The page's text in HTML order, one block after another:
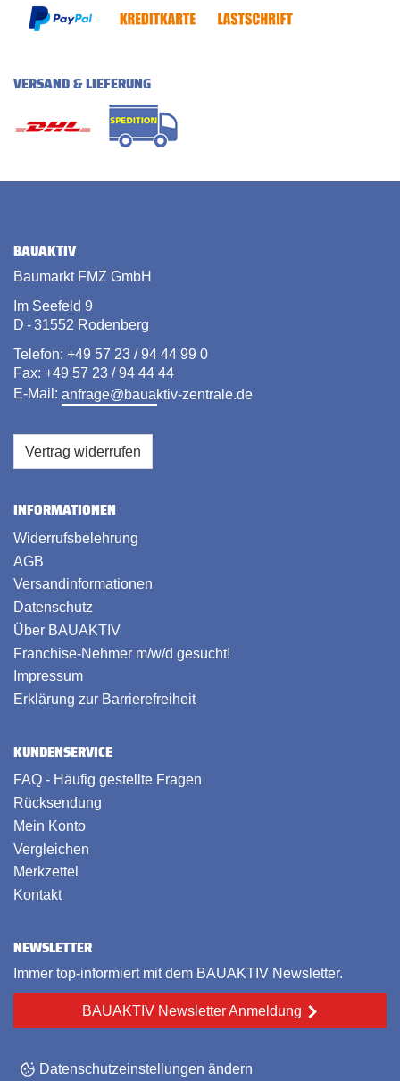
VERSAND & LIEFERUNG
BAUAKTIV
Baumarkt FMZ GmbH
Im Seefeld 9
D - 31552 Rodenberg
Telefon: +49 57 23 / 94 44 99 0
Fax: +49 57 23 / 94 44 44
E-Mail: anfrage@bauaktiv-zentrale.de
Vertrag widerrufen
INFORMATIONEN
Widerrufsbelehrung
AGB
Versandinformationen
Datenschutz
Über BAUAKTIV
Franchise-Nehmer m/w/d gesucht!
Impressum
Erklärung zur Barrierefreiheit
KUNDENSERVICE
FAQ - Häufig gestellte Fragen
Rücksendung
Mein Konto
Vergleichen
Merkzettel
Kontakt
NEWSLETTER
Immer top-informiert mit dem BAUAKTIV Newsletter.
BAUAKTIV Newsletter Anmeldung
Datenschutzeinstellungen ändern